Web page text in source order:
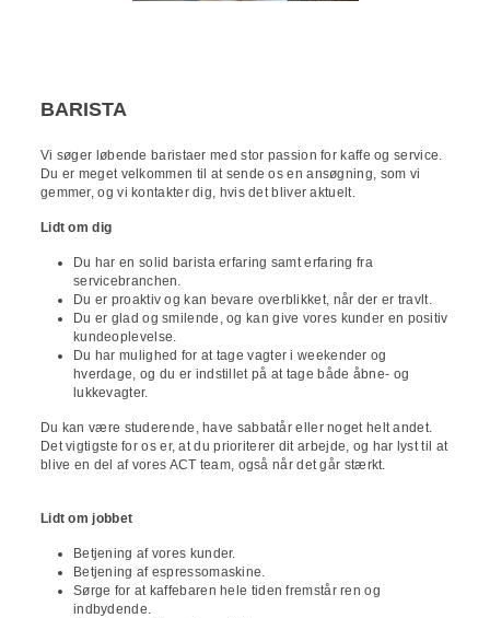
BARISTA
Vi søger løbende baristaer med stor passion for kaffe og service.
Du er meget velkommen til at sende os en ansøgning, som vi
gemmer, og vi kontakter dig, hvis det bliver aktuelt.
Lidt om dig
Du har en solid barista erfaring samt erfaring fra
servicebranchen.
Du er proaktiv og kan bevare overblikket, når der er travlt.
Du er glad og smilende, og kan give vores kunder en positiv
kundeoplevelse.
Du har mulighed for at tage vagter i weekender og
hverdage, og du er indstillet på at tage både åbne- og
lukkevagter.
Du kan være studerende, have sabbatår eller noget helt andet.
Det vigtigste for os er, at du prioriterer dit arbejde, og har lyst til at
blive en del af vores ACT team, også når det går stærkt.
Lidt om jobbet
Betjening af vores kunder.
Betjening af espressomaskine.
Sørge for at kaffebaren hele tiden fremstår ren og
indbydende.